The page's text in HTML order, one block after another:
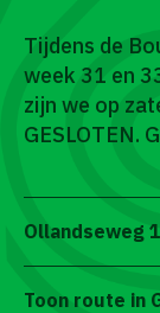
Tijdens de
week 31 en
zijn we op
GESLOTEN.
Ollandseweg
Toon route in